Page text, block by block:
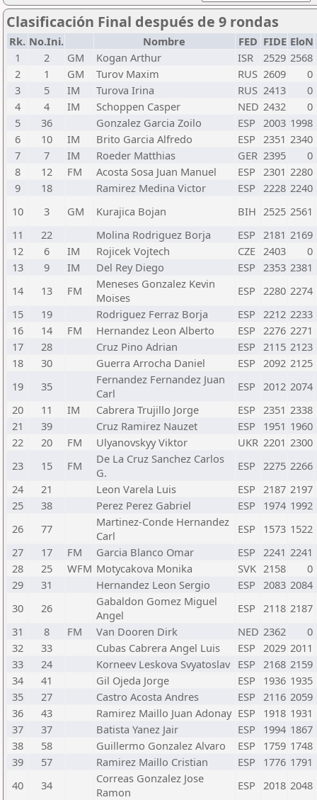
Clasificación Final después de 9 rondas
Rk. No.Ini. Nombre FED FIDE EloN
1
2 GM Kogan Arthur ISR 2529 2568
2
1 GM Turov Maxim RUS 2609
0
3
5 IM Turova Irina RUS 2413
0
4
4 IM Schoppen Casper NED 2432
0
5
36 Gonzalez Garcia Zoilo ESP 2003 1998
6
10 IM Brito Garcia Alfredo ESP 2351 2340
7
7 IM Roeder Matthias GER 2395
0
8
12 FM Acosta Sosa Juan Manuel ESP 2301 2280
9
18 Ramirez Medina Victor ESP 2228 2240
10
3 GM Kurajica Bojan BIH 2525 2561
11
22 Molina Rodriguez Borja ESP 2181 2169
12
6 IM Rojicek Vojtech CZE 2403
0
13
9 IM Del Rey Diego ESP 2353 2381
14
13 FM
Meneses Gonzalez Kevin
Moises
ESP 2280 2274
15
19 Rodriguez Ferraz Borja ESP 2212 2233
16
14 FM Hernandez Leon Alberto ESP 2276 2271
17
28 Cruz Pino Adrian ESP 2115 2123
18
30 Guerra Arrocha Daniel ESP 2092 2125
19
35
Fernandez Fernandez Juan
Carl
ESP 2012 2074
20
11 IM Cabrera Trujillo Jorge ESP 2351 2338
21
39 Cruz Ramirez Nauzet ESP 1951 1960
22
20 FM Ulyanovskyy Viktor UKR 2201 2300
23
15 FM
De La Cruz Sanchez Carlos
G.
ESP 2275 2266
24
21 Leon Varela Luis ESP 2187 2197
25
38 Perez Perez Gabriel ESP 1974 1992
26
77
Martinez-Conde Hernandez
Carl
ESP 1573 1522
27
17 FM Garcia Blanco Omar ESP 2241 2241
28
25 WFM Motycakova Monika SVK 2158
0
29
31 Hernandez Leon Sergio ESP 2083 2084
30
26
Gabaldon Gomez Miguel
Angel
ESP 2118 2187
31
8 FM Van Dooren Dirk NED 2362
0
32
33 Cubas Cabrera Angel Luis ESP 2029 2011
33
24 Korneev Leskova Svyatoslav ESP 2168 2159
34
41 Gil Ojeda Jorge ESP 1936 1935
35
27 Castro Acosta Andres ESP 2116 2059
36
43 Ramirez Maillo Juan Adonay ESP 1918 1931
37
37 Batista Yanez Jair ESP 1994 1867
38
58 Guillermo Gonzalez Alvaro ESP 1759 1748
39
57 Ramirez Maillo Cristian ESP 1776 1791
40
34
Correas Gonzalez Jose
Ramon
ESP 2018 2048